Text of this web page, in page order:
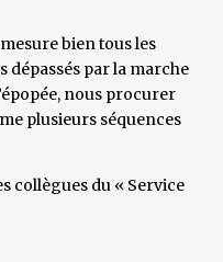
bien tous les
dépassés par la marche
nous procurer
plusieurs séquences
collègues du « Service